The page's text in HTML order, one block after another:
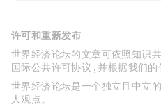
许可和重新发布
世界经济论坛的文章可依照知识
国际公共许可协议 , 并根据我们的
世界经济论坛是一个独立且中立
人观点。